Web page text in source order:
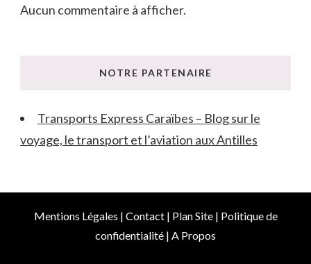
Aucun commentaire à afficher.
NOTRE PARTENAIRE
Transports Express Caraïbes – Blog sur le
voyage, le transport et l’aviation aux Antilles
Mentions Légales | Contact| Plan Site| Politique de
confidentialité | A Propos